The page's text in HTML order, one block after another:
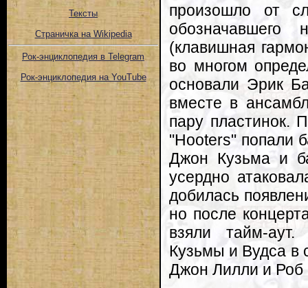
Тексты
Страничка на Wikipedia
Рок-энциклопедия в Telegram
Рок-энциклопедия на YouTube
произошло от
обозначавшего
(клавишная
во многом
основали Эрик
вместе в
пару пластинок.
"Hooters" попали
Джон Кузьма и
усердно
добилась
но после
взяли тайм-
Кузьмы и Вудса в
Джон Лилли и